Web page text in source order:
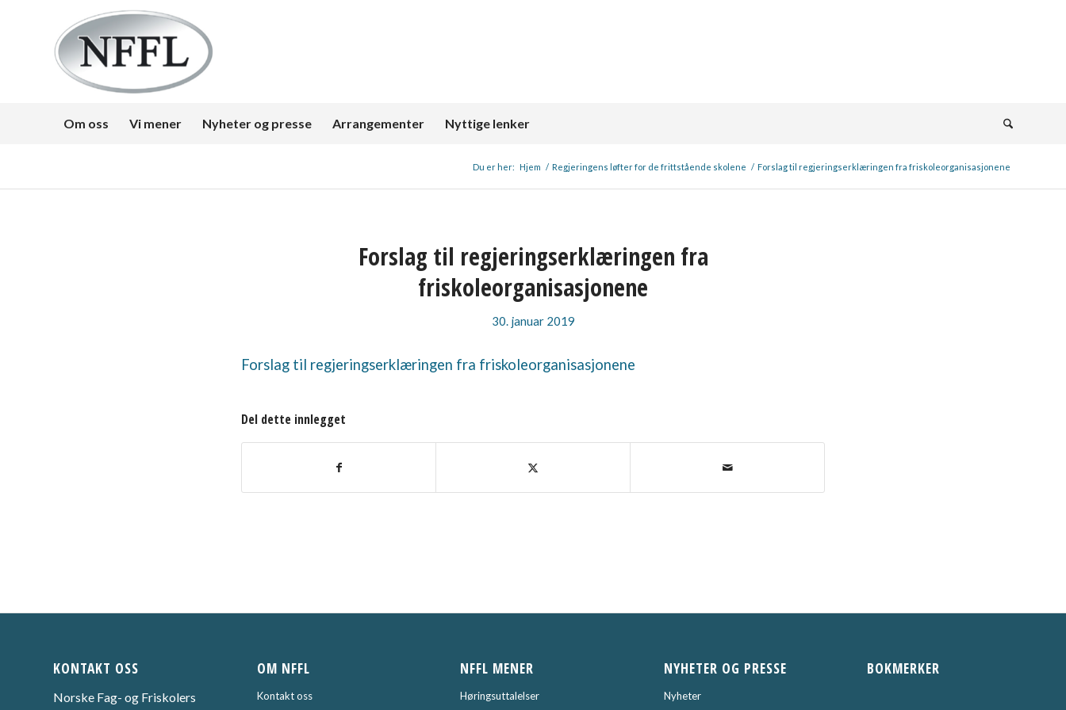
Om oss Vi mener Nyheter og presse Arrangementer Nyttige lenker
Du er her: Hjem / Regjeringens løfter for de frittstående skolene / Forslag til regjeringserklæringen fra friskoleorganisasjonene
Forslag til regjeringserklæringen fra
friskoleorganisasjonene
30. januar 2019
Forslag til regjeringserklæringen fra friskoleorganisasjonene
Del dette innlegget
KONTAKT OSS
Norske Fag- og Friskolers
OM NFFL
Kontakt oss
NFFL MENER
Høringsuttalelser
NYHETER OG PRESSE
Nyheter
BOKMERKER